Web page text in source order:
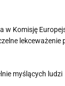
w Komisję
lekceważenie
myślących ludzi